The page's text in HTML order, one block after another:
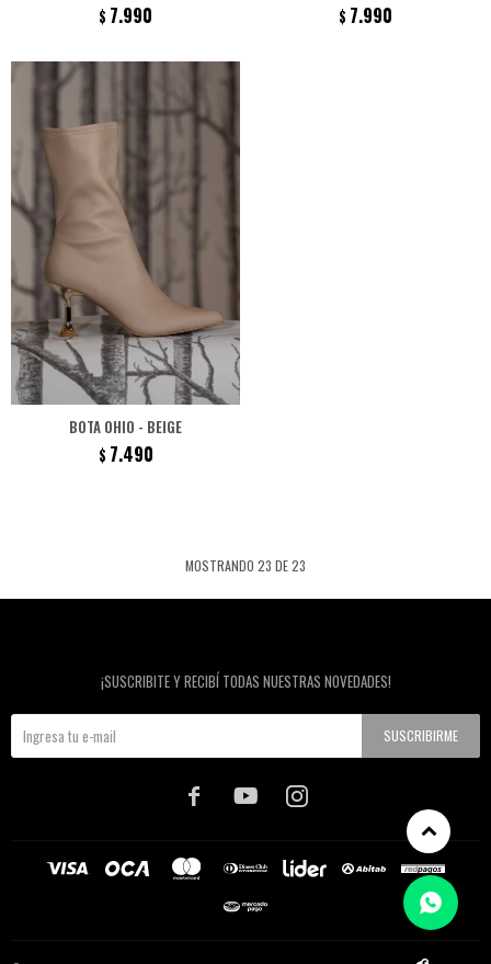
$ 7.990 $ 7.990
BOTA OHIO - BEIGE
$ 7.490
MOSTRANDO 23 DE23
¡SUSCRIBITE Y RECIBÍ TODAS NUESTRAS NOVEDADES!
SUSCRIBIRME
  